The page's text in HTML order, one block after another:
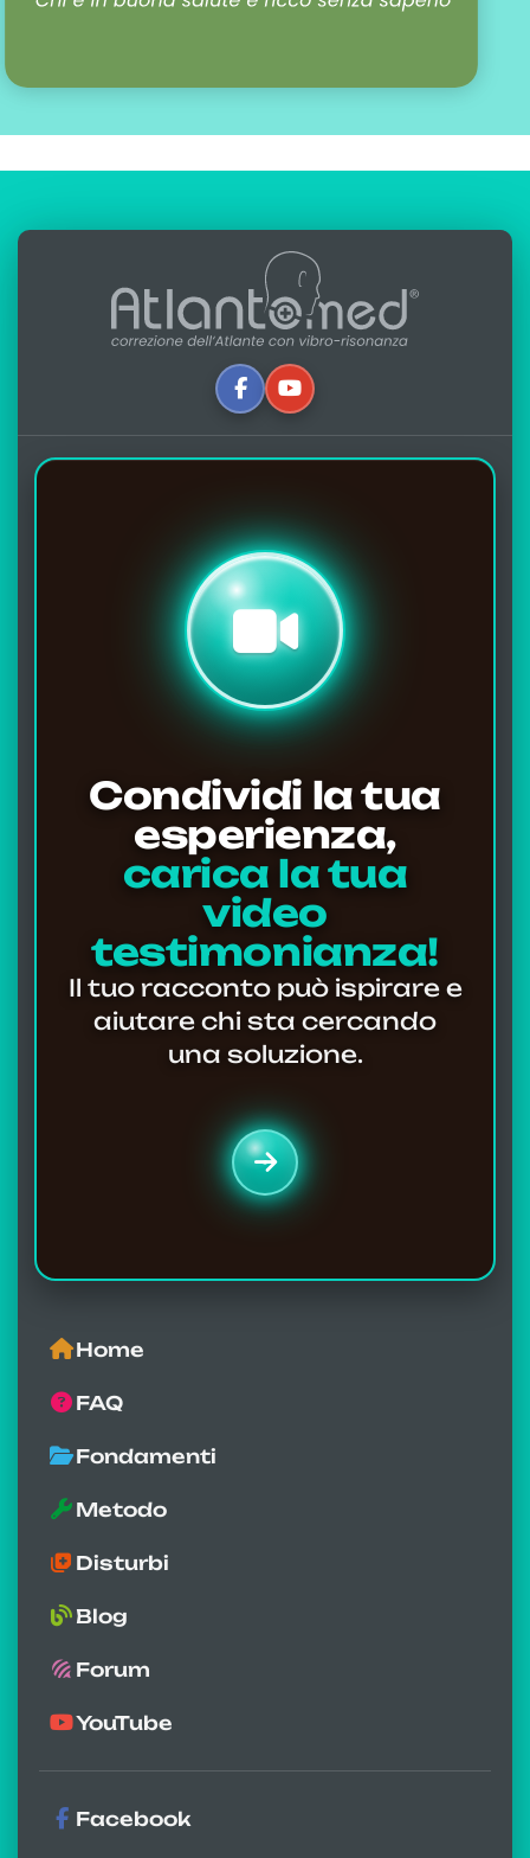
Condividi la tua
esperienza,
carica la tua
video
testimonianza!
Il tuo racconto può ispirare e
aiutare chi sta cercando
una soluzione.
Home
FAQ
Fondamenti
Metodo
Disturbi
Blog
Forum
YouTube
Facebook